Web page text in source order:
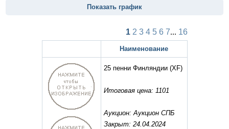
Показать график
1 2 3 4 5 6 7... 16
Наименование
25 пенни Финляндии(XF)
Итоговая цена: 1101
Аукцион: Аукцион СПБ
Закрыт: 24.04.2024